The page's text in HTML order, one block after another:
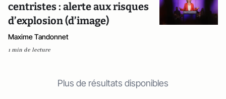
centristes : alerte aux risques
d’explosion (d’image)
Maxime Tandonnet
1 min de lecture
Plus de résultats disponibles